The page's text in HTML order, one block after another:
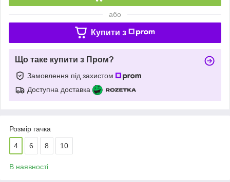
або
Купити з
Що таке купити з Пром?
Замовлення під захистом
Доступна доставка
Розмір гачка
4 6 8 10
В наявності